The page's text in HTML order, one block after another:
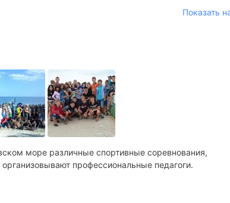
Показать
море различные спортивные соревнования,
профессиональные педагоги.